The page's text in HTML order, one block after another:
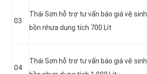
03
Thái Sơn hỗ trợ tư vấn báo giá vệ sinh
bồn nhựa dung tích 700 Lít
04
Thái Sơn hỗ trợ tư vấn báo giá vệ sinh